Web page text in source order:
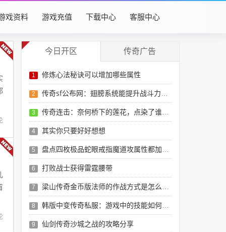
戏资料 游戏充值 下载中心 客服中心
今日开区 传奇广告
1 修炼心法秘诀可以增加哪些属性
2 传奇sf公布网：翅膀系统能提升战斗力吗？
3 传奇连击：奈何桥下的莲花，点染了谁与谁的两世年华？
4 其实你只要好好想想
5 盘点四枚极品蛇眼戒指魔道攻属性都加齐全了
6 打败战士获得雷霆腰带
7 梁山传奇金币版法师的作战方式是怎么样的？
8 韩版中变传奇私服：游戏中的技能如何升级
9 仙剑传奇沙城之战的攻略分享